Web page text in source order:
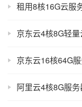
阿里云4核8G服